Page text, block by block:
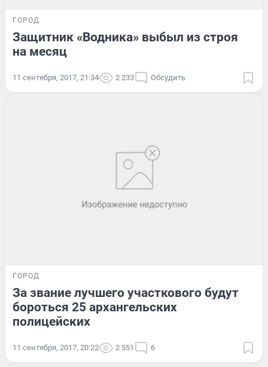
ГОРОД
Защитник «Водника» выбыл из строя
на месяц
11 сентября, 2017, 21:34 2 233 Обсудить
ГОРОД
За звание лучшего участкового будут
бороться 25 архангельских
полицейских
11 сентября, 2017, 20:22 2 551 6